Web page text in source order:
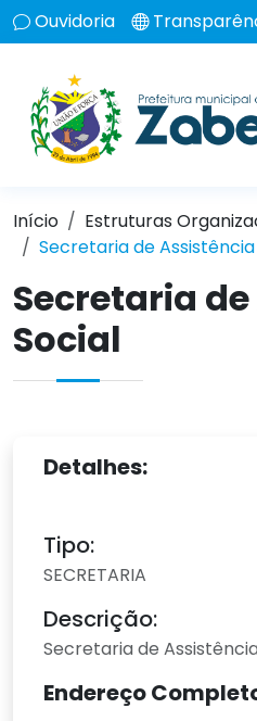
Ouvidoria
Início
Estruturas
Secretaria de
Secretaria
Social
Detalhes:
Tipo:
SECRETARIA
Descrição:
Secretaria de
Endereço